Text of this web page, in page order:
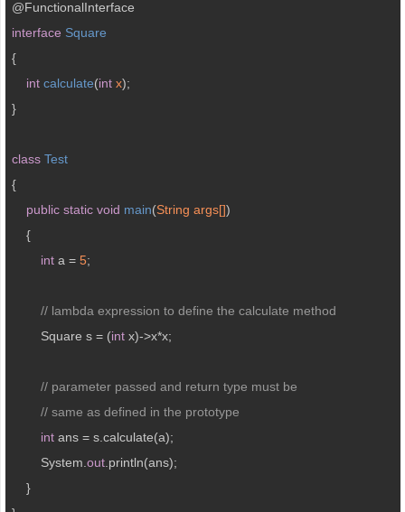
interface Square
{
int calculate(int x);
}
class Test
{
public static void main(String args[])
{
int a = 5;
// lambda expression to define the calculate method
        Square s = (
int x)->x*x;
// parameter passed and return type must be
// same as defined in the prototype
int ans = s.calculate(a);
        System.
out .println(ans);
    }